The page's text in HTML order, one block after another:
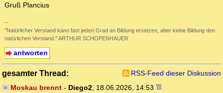
Gruß Plancius
--
"Natürlicher Verstand kann fast jeden Grad an Bildung ersetzen, aber keine Bildung den
natürlichen Verstand." ARTHUR SCHOPENHAUER
antworten
gesamter Thread:
RSS-Feed dieser Diskussion
Moskau brennt- Diego2, 18.06.2026, 14:53